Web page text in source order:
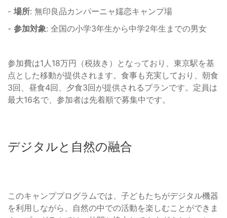
- 場所: 無印良品カンパーニャ嬬恋キャンプ場
- 参加対象: 全国の小学3年生から中学2年生までの男女
参加費は1人18万円（税抜き）となっており、東京駅を基
点とした移動が提供されます。食事も充実しており、朝食
3回、昼食4回、夕食3回が提供されるプランです。定員は
最大16名で、参加者は先着順で募集中です。
デジタルと自然の融合
このキャンププログラムでは、子どもたちがデジタル機器
を利用しながら、自然の中での活動を楽しむことができま